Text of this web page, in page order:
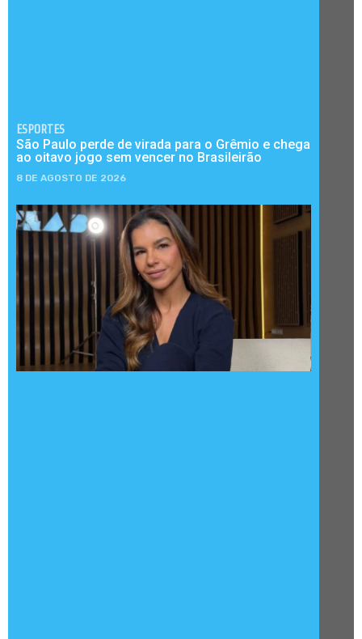
ESPORTES
São Paulo perde de virada para o Grêmio e chega
ao oitavo jogo sem vencer no Brasileirão
8 DE AGOSTO DE 2026